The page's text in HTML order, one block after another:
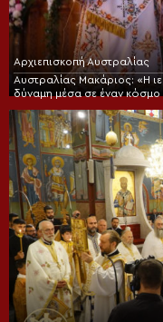
Αρχιεπισκοπή Αυστραλίας
Αυστραλίας Μακάριος: «Η
δύναμη μέσα σε έναν κόσμο